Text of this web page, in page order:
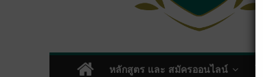
หลักสูตร และ สมัครออนไลน์